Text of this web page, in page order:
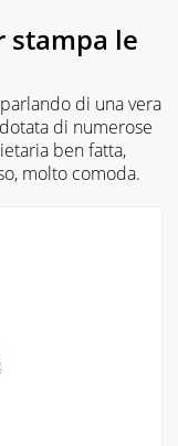
stampa le
di una vera
di numerose
ben fatta,
molto comoda.